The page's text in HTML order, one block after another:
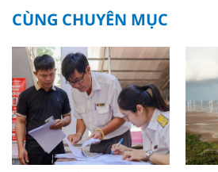
CÙNG CHUYÊN MỤC